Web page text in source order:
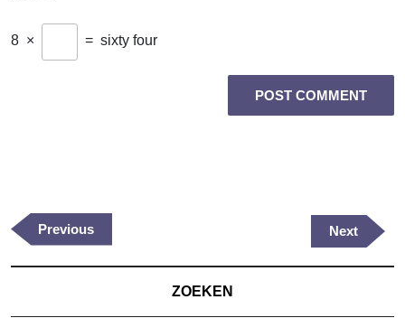
8 × = sixty four
Previous
Post
Previous
Next
Post
Next
ZOEKEN